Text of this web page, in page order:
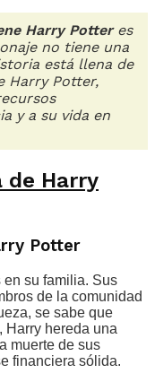
Harry Potteres
no tiene una
está llena de
Harry Potter,
y a su vida en
Harry
Potter
en su familia. Sus
de la comunidad
se sabe que
Harry hereda una
muerte de sus
financiera sólida.